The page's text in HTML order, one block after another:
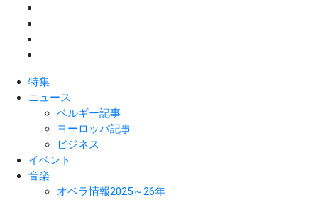
特集
ニュース
ベルギー記事
ヨーロッパ記事
ビジネス
イベント
音楽
オペラ情報2025～26年